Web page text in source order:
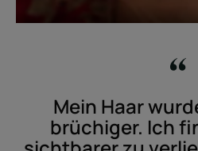
Mein Haar
brüchiger. Ich